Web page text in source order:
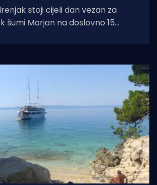
stoji cijeli dan vezan za
šumi Marjan na doslovno 15